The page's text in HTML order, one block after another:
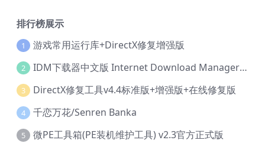
排行榜展示
1 游戏常用运行库+DirectX修复增强版
2 IDM下载器中文版 Internet Download Manager v6.42.36 IDM
3 DirectX修复工具v4.4标准版+增强版+在线修复版
4 千恋万花/Senren Banka
5 微PE工具箱(PE装机维护工具) v2.3官方正式版